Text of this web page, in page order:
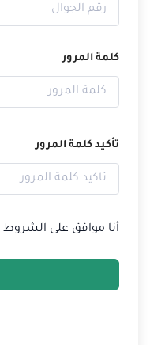
كلمة المرور
تأكيد كلمة المرور
أنا موافق على الشروط